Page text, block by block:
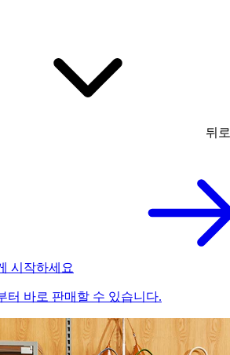
뒤로
시작하세요
터 바로 판매할 수 있습니다.